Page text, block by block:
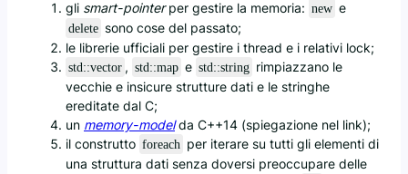
gli smart-pointerper gestire la memoria: new e
delete sono cose del passato;
le librerie ufficiali per gestire i thread e i relativi lock;
std::vector , std::map e std::string rimpiazzano le
vecchie e insicure strutture dati e le stringhe
ereditate dal C;
un memory-modelda C++14 (spiegazione nel link);
il construtto foreach per iterare su tutti gli elementi di
una struttura dati senza doversi preoccupare delle